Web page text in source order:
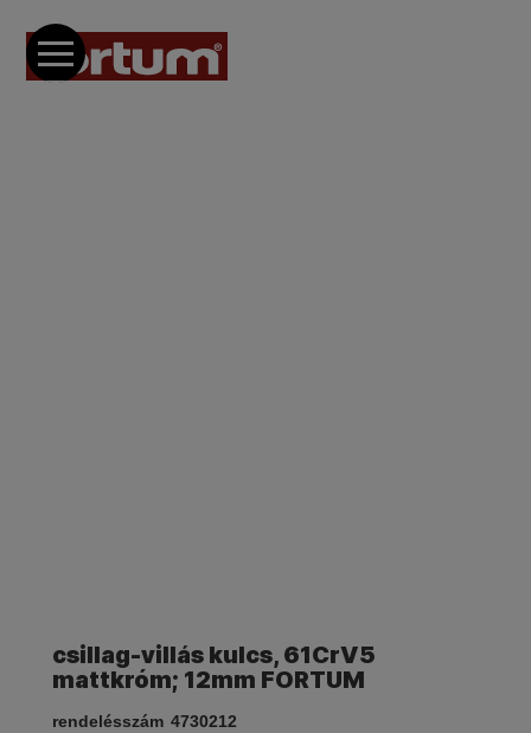
csillag-villás kulcs, 61CrV5
mattkróm; 12mm FORTUM
rendelésszám 4730212